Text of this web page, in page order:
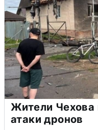
Жители Чехова
атаки дронов